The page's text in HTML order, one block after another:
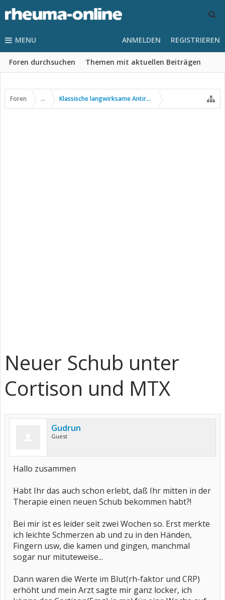
MENU
Foren durchsuchen Themen mit aktuellen Beiträgen
ANMELDEN REGISTRIEREN
Foren ... Klassische langwirksame Antirheumatika
Neuer Schub unter
Cortison und MTX
Gudrun
Guest
Hallo zusammen
Habt Ihr das auch schon erlebt, daß Ihr mitten in der
Therapie einen neuen Schub bekommen habt?!
Bei mir ist es leider seit zwei Wochen so. Erst merkte
ich leichte Schmerzen ab und zu in den Händen,
Fingern usw, die kamen und gingen, manchmal
sogar nur mituteweise...
Dann waren die Werte im Blut(rh-faktor und CRP)
erhöht und mein Arzt sagte mir ganz locker, ich